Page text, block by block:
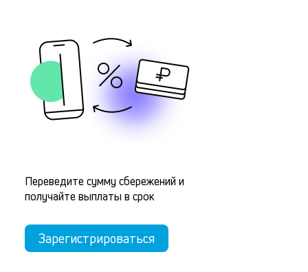
Переведите сумму сбережений и
получайте выплаты в срок
Зарегистрироваться